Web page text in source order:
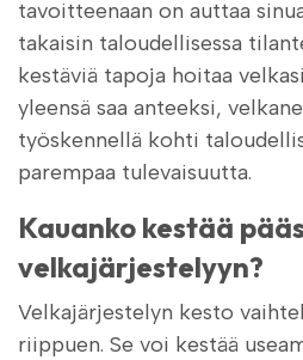
tavoitteenaan on auttaa
takaisin taloudellisessa
kestäviä tapoja hoitaa
yleensä saa anteeksi,
työskennellä kohti
parempaa tulevaisuutta.
Kauanko kestää
velkajärjestelyyn?
Velkajärjestelyn kesto
riippuen. Se voi kestää